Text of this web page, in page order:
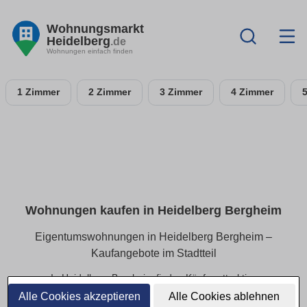
Alle Cookies akzeptieren Alle Cookies ablehnen
Wohnungsmarkt
Heidelberg.de
Wohnungen einfach finden
1 Zimmer 2 Zimmer 3 Zimmer 4 Zimmer
Wohnungen kaufen in Heidelberg Bergheim
Eigentumswohnungen in Heidelberg Bergheim –
Kaufangebote im Stadtteil
In Heidelberg Bergheim finden Käufer attraktive
Eigentumswohnungen in beliebten Wohnlagen. Ob kleines